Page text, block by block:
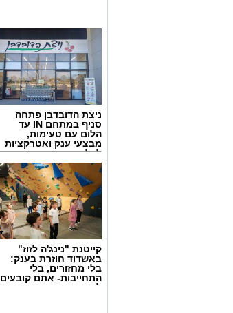
ניצת הדובדבן פתחה
סניף במתחם IN עד
הלום עם טעימות,
מבצעי ענק ואטרקציות
לכל המשפחה
קייטנת "נינג'ה לזוז"
באשדוד חוזרת בענק:
בלי מחזורים, בלי
התחייבות- אתם קובעים
לכמה ואיזה ימים